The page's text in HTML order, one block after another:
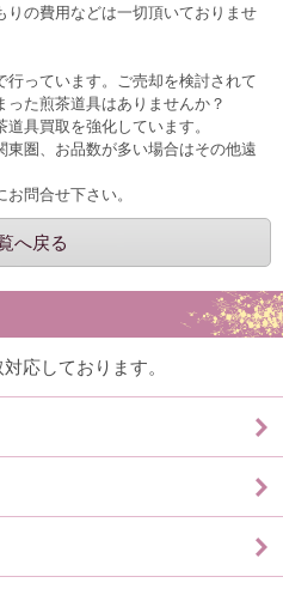
の費用などは一切頂いておりませ
っています。ご売却を検討されて
た煎茶道具はありませんか？
具買取を強化しています。
東圏、お品数が多い場合はその他遠
問合せ下さい。
へ戻る
応しております。